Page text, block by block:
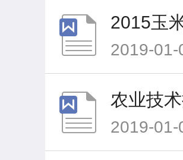
2015玉
2019-
农业技
2019-